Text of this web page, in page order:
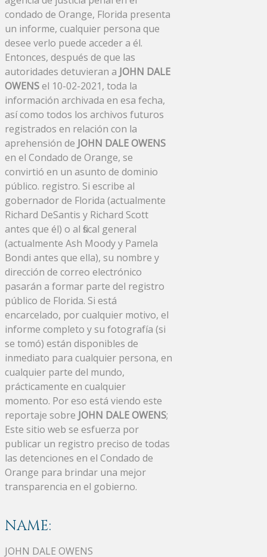
condado de Orange, Florida presenta
un informe, cualquier persona que
desee verlo puede acceder a él.
Entonces, después de que las
autoridades detuvieran a JOHN DALE
OWENSel 10-02-2021, toda la
información archivada en esa fecha,
así como todos los archivos futuros
registrados en relación con la
aprehensión de JOHN DALE OWENS
en el Condado de Orange, se
convirtió en un asunto de dominio
público. registro. Si escribe al
gobernador de Florida (actualmente
Richard DeSantis y Richard Scott
antes que él) o al fiscal general
(actualmente Ash Moody y Pamela
Bondi antes que ella), su nombre y
dirección de correo electrónico
pasarán a formar parte del registro
público de Florida. Si está
encarcelado, por cualquier motivo, el
informe completo y su fotografía (si
se tomó) están disponibles de
inmediato para cualquier persona, en
cualquier parte del mundo,
prácticamente en cualquier
momento. Por eso está viendo este
reportaje sobre JOHN DALE OWENS;
Este sitio web se esfuerza por
publicar un registro preciso de todas
las detenciones en el Condado de
Orange para brindar una mejor
transparencia en el gobierno.
NAME:
JOHN DALE OWENS